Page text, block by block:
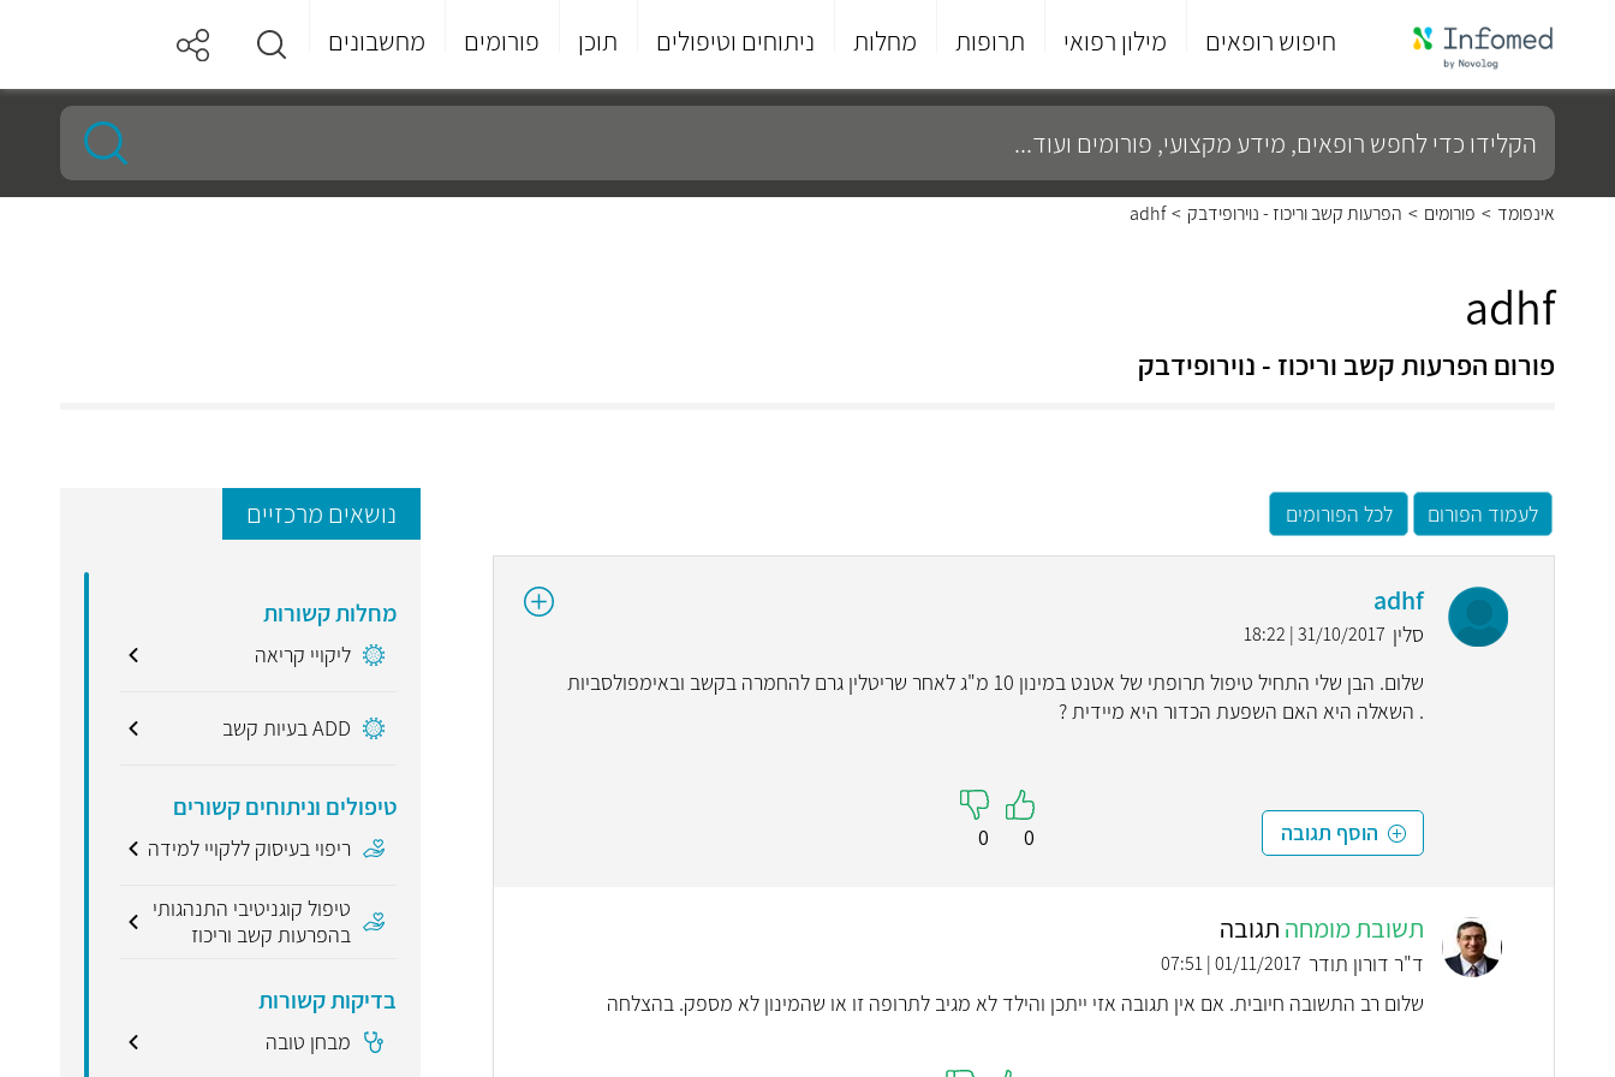
חיפוש רופאים מילון רפואי תרופות מחלות ניתוחים וטיפולים תוכן פורומים מחשבונים
סוף
התפריט
הקלידו
כדי
לחפש
רופאים,
מידע
מקצועי,
אינפומד > פורומים > הפרעות קשב וריכוז - נוירופידבק >
adhf
adhf
פורום הפרעות קשב וריכוז - נוירופידבק
לעמוד הפורום לכל הפורומים
adhf
סלין 31/10/2017 | 18:22
שלום. הבן שלי התחיל טיפול תרופתי של אטנט במינון 10 מ"ג לאחר שריטלין גרם להחמרה בקשב ובאימפולסביות
. השאלה היא האם השפעת הכדור היא מיידית ?
הוסף תגובה 0
0
תשובת מומחה תגובה
ד"ר דורון תודר 01/11/2017 | 07:51
שלום רב התשובה חיובית. אם אין תגובה אזי ייתכן והילד לא מגיב לתרופה זו או שהמינון לא מספק. בהצלחה​
נושאים מרכזיים
מחלות קשורות
ליקויי קריאה
ADD בעיות קשב
טיפולים וניתוחים קשורים
ריפוי בעיסוק ללקויי למידה
טיפול קוגניטיבי התנהגותי
בהפרעות קשב וריכוז
בדיקות קשורות
מבחן טובה